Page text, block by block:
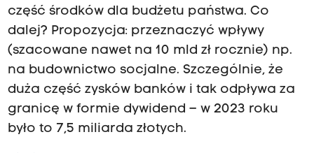
część środków dla budżetu państwa. Co
dalej? Propozycja: przeznaczyć wpływy
(szacowane nawet na 10 mld zł rocznie) np.
na budownictwo socjalne. Szczególnie, że
duża część zysków banków i tak odpływa za
granicę w formie dywidend – w 2023 roku
było to 7,5 miliarda złotych.